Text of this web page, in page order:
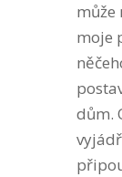
může
moje
dům.